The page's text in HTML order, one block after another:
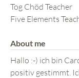
Tog Chöd Teacher
Five Elements
About me
Hallo :-) ich bin
positiv gestimmt.